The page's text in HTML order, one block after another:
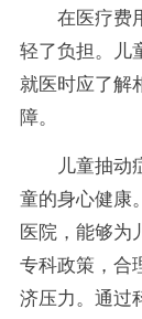
在医疗费
轻了负担。儿
就医时应了解
障。
儿童抽动
童的身心健康
医院，能够为
专科政策，合
济压力。通过